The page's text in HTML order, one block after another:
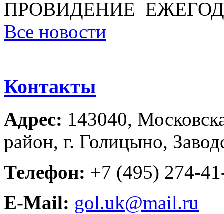
ПРОВИДЕНИЕ
Все новости
Контакты
Адрес: 143040,
район, г. Голицыно,
Телефон: +7 (495) 274-
E-Mail: gol.uk@mail.ru